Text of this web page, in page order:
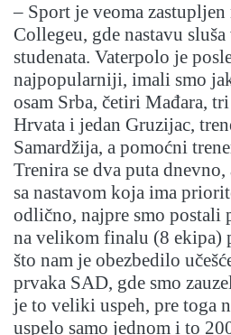
– Sport je veoma zastupljen
Collegeu, gde nastavu
studenata. Vaterpolo je
najpopularniji, imali smo
osam Srba, četiri Mađara,
Hrvata i jedan Gruzijac,
Samardžija, a pomoćni
Trenira se dva puta
sa nastavom koja ima
odlično, najpre smo postali
na velikom finalu (8 ekipa)
što nam je obezbedilo
prvaka SAD, gde smo
je to veliki uspeh, pre toga
uspelo samo jednom i to